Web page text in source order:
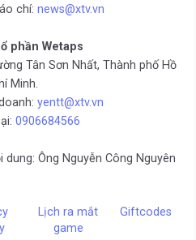
chí: news@xtv.vn
phần Wetaps
Tân Sơn Nhất, Thành phố Hồ
Minh.
yentt@xtv.vn
0906684566
Ông Nguyễn Công Nguyên
Lịch ra mắt
game
Giftcodes